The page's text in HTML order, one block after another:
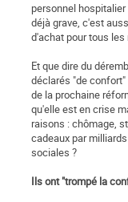
personnel
déjà grave, c'est
d'achat pour tous
Et que dire du
déclarés "de
de la prochaine
qu'elle est en crise
raisons : chômage,
cadeaux par
sociales ?
Ils ont "trompé la